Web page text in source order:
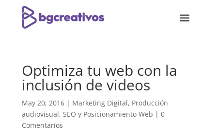
Optimiza tu web con la
inclusión de videos
May 20, 2016| Marketing Digital, Producción
audiovisual, SEO y Posicionamiento Web | 0
Comentarios